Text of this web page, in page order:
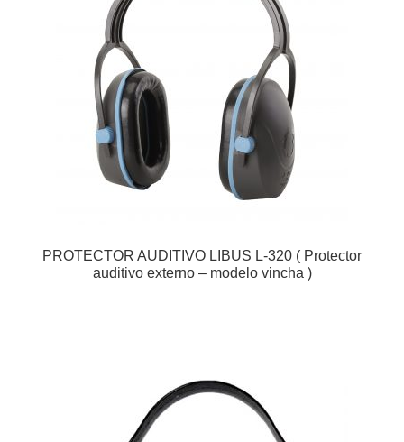
PROTECTOR AUDITIVO LIBUS L-320 ( Protector
auditivo externo – modelo vincha )